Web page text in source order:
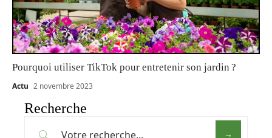
Pourquoi utiliser TikTok pour entretenir son jardin ?
Actu 2 novembre 2023
Recherche